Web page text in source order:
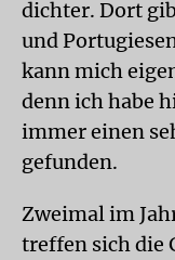
dichter. Dort
und
kann mich
denn ich habe
immer einen
gefunden.
Zweimal im
treffen sich die